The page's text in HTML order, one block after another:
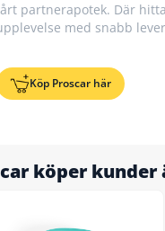
partnerapotek. Där
med snabb
Köp Proscar här
köper kunder